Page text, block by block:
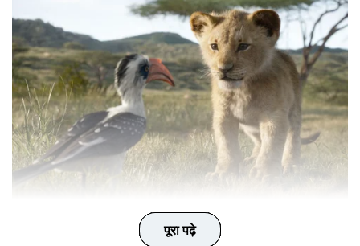
पूरा पढ़े
पूरा पढ़े
पूरा पढ़े
पूरा पढ़े
पूरा पढ़े